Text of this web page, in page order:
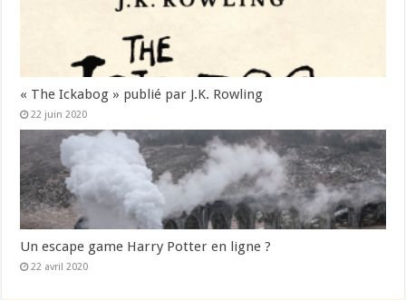
« The Ickabog » publié par J.K. Rowling
22 juin 2020
Un escape game Harry Potter en ligne ?
22 avril 2020